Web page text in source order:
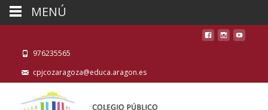
976235565
cpjcozaragoza@educa.aragon.es
MENÚ